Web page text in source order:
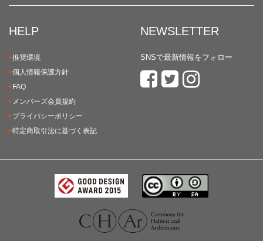
HELP
推奨環境
個人情報保護方針
FAQ
メンバーズ会員規約
プライバシーポリシー
特定商取引法に基づく表記
NEWSLETTER
SNSで最新情報をフォロー